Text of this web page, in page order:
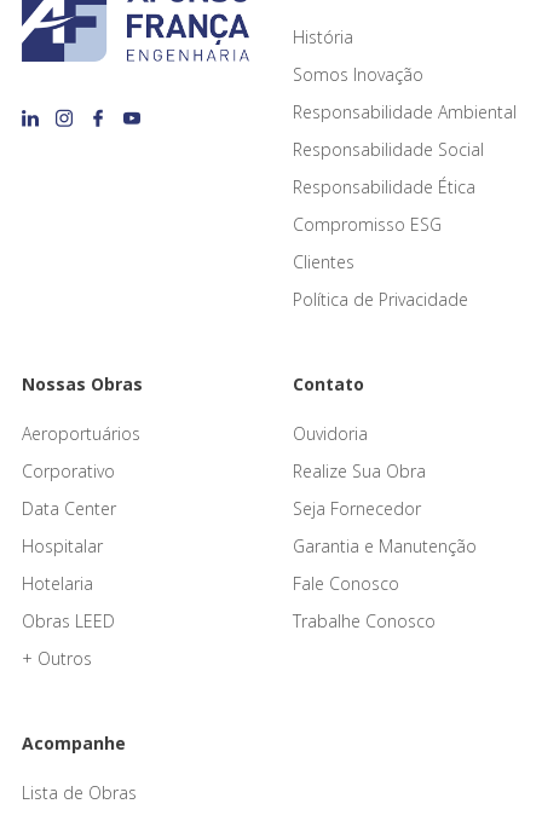
História
Somos Inovação
Responsabilidade Ambiental
Responsabilidade Social
Responsabilidade Ética
Compromisso ESG
Clientes
Política de Privacidade
Nossas Obras
Aeroportuários
Corporativo
Data Center
Hospitalar
Hotelaria
Obras LEED
+ Outros
Contato
Ouvidoria
Realize Sua Obra
Seja Fornecedor
Garantia e Manutenção
Fale Conosco
Trabalhe Conosco
Acompanhe
Lista de Obras